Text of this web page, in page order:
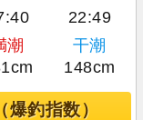
22:49
潮
干潮
148cm
爆釣指数）